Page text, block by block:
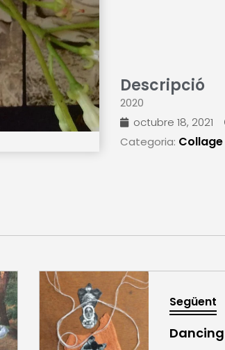
Descripció
2020
octubre 18, 2021
Categoria: Collage
Següent